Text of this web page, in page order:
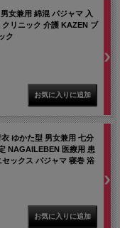
女兼用 綿混 パジャマ 入
リニック 介護 KAZEN ブ
ク
ゆかた型 男女兼用 七分
NAGAILEBEN 医療用 患
ックス パジャマ 寝巻 浴